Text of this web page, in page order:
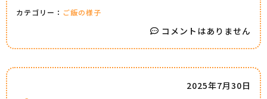
カテゴリー： ご飯の様子
コメントはありません
2025年7月30日